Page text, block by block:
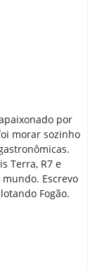
por
morar sozinho
Terra, R7 e
Escrevo
Fogão.